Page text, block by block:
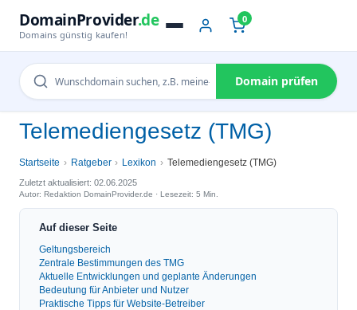
DomainProvider.de
Domains günstig kaufen!
0
Domain prüfen
Telemediengesetz (TMG)
Startseite Ratgeber Lexikon Telemediengesetz (TMG)
Zuletzt aktualisiert: 02.06.2025
Autor: Redaktion DomainProvider.de · Lesezeit: 5 Min.
Auf dieser Seite
Geltungsbereich
Zentrale Bestimmungen des TMG
Aktuelle Entwicklungen und geplante Änderungen
Bedeutung für Anbieter und Nutzer
Praktische Tipps für Website-Betreiber